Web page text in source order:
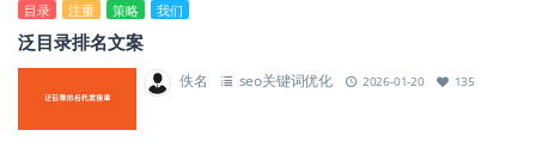
目录 注重 策略 我们
泛目录排名文案
佚名 seo关键词优化 2026-01-20 135